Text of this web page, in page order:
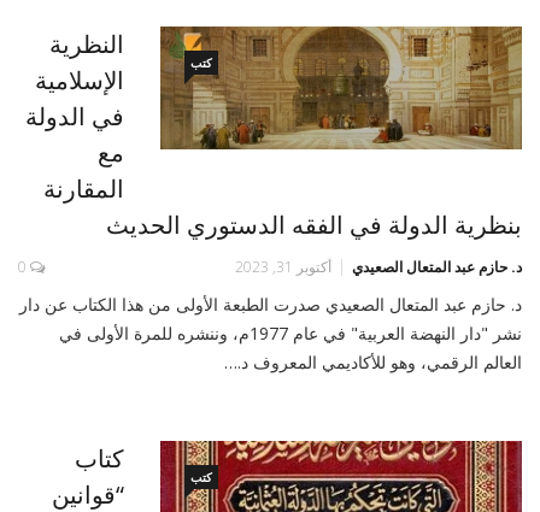
كتب
النظرية
الإسلامية
في الدولة
مع
المقارنة
بنظرية الدولة في الفقه الدستوري الحديث
د. حازم عبد المتعال الصعيدي أكتوبر 31, 2023 0
د. حازم عبد المتعال الصعيدي صدرت الطبعة الأولى من هذا الكتاب عن دار
نشر "دار النهضة العربية" في عام 1977م، وننشره للمرة الأولى في
العالم الرقمي، وهو للأكاديمي المعروف د.…
كتب
كتاب
“قوانين